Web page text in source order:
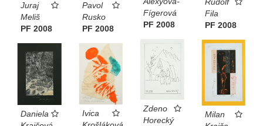
Juraj
Meliš
PF 2008
Pavol
Rusko
PF 2008
Fígerová
PF 2008
Rudolf
Fila
PF 2008
Zdeno
Horecký
Milan
Daniela
Ivica